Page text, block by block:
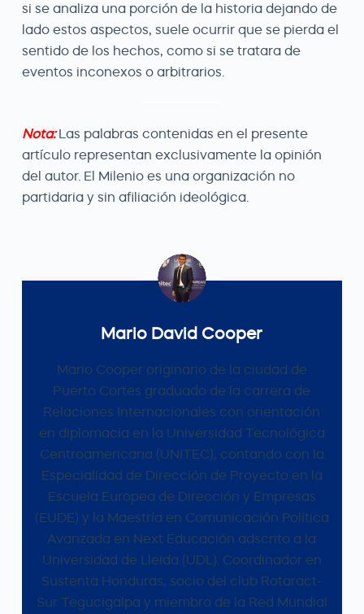
si se analiza una porción de la historia dejando de
lado estos aspectos, suele ocurrir que se pierda el
sentido de los hechos, como si se tratara de
eventos inconexos o arbitrarios.
Nota: Las palabras contenidas en el presente
artículo representan exclusivamente la opinión
del autor. El Milenio es una organización no
partidaria y sin afiliación ideológica.
Mario David Cooper
Mario Cooper originario de la ciudad de
Puerto Cortes graduado de la carrera de
Relaciones Internacionales con orientación
en diplomacia en la Universidad Tecnológica
Centroamericana (UNITEC), contando con la
Especialidad de Dirección de Proyecto en la
Escuela Europea de Dirección y Empresas
(EUDE) y la Maestría en Comunicación Política
Avanzada en Next Educación adscrito a la
Universidad de Lleida (UDL). Coordinador en
Sustenta Honduras, socio del club Rotaract-
Sur Tegucigalpa y miembro de la Red Mundial